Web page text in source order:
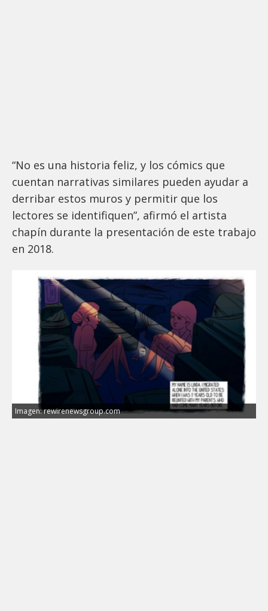
“No es una historia feliz, y los cómics que
cuentan narrativas similares pueden ayudar a
derribar estos muros y permitir que los
lectores se identifiquen”, afirmó el artista
chapín durante la presentación de este trabajo
en 2018.
Imagen: rewirenewsgroup.com